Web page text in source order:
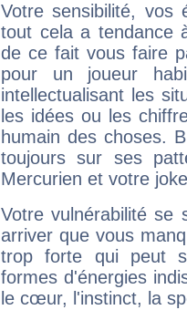
Votre sensibilité,
tout cela a tendance
de ce fait vous faire
pour un joueur
intellectualisant les
les idées ou les
humain des choses.
toujours sur ses
Mercurien et votre
Votre vulnérabilité se
arriver que vous
trop forte qui peut
formes d'énergies
le cœur, l'instinct, la